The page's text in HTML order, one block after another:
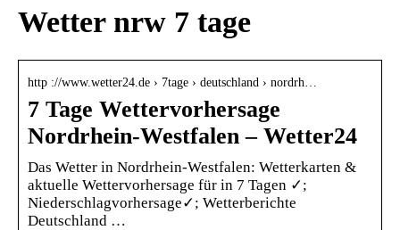
Wetter nrw 7 tage
http ://www.wetter24.de › 7tage › deutschland › nordrh…
7 Tage Wettervorhersage
Nordrhein-Westfalen – Wetter24
Das Wetter in Nordrhein-Westfalen: Wetterkarten &
aktuelle Wettervorhersage für in 7 Tagen ✓;
Niederschlagvorhersage✓; Wetterberichte
Deutschland …